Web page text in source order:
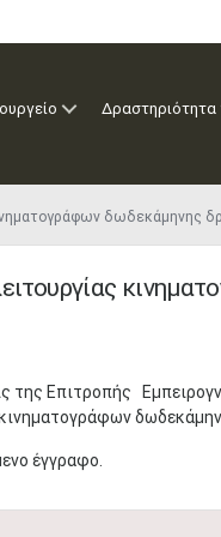
Δραστηριότητα
δωδεκάμηνης
της Επιτροπής
έγγραφο.